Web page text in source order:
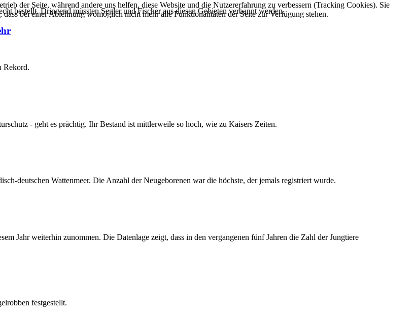
bestellt. Dringend müssten Segler und Fischer aus diesen Gebieten verbannt werden.
Rekord.
- geht es prächtig. Ihr Bestand ist mittlerweile so hoch, wie zu Kaisers Zeiten.
deutschen Wattenmeer. Die Anzahl der Neugeborenen war die höchste, der jemals registriert wurde.
Jahr weiterhin zunommen. Die Datenlage zeigt, dass in den vergangenen fünf Jahren die Zahl der Jungtiere
festgestellt.
der Seite, während andere uns helfen, diese Website und die Nutzererfahrung zu verbessern (Tracking Cookies). Sie
bei einer Ablehnung womöglich nicht mehr alle Funktionalitäten der Seite zur Verfügung stehen.